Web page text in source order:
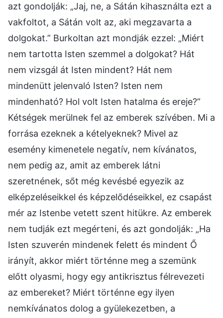
azt gondolják: „Jaj, ne, a Sátán kihasználta ezt a
vakfoltot, a Sátán volt az, aki megzavarta a
dolgokat.” Burkoltan azt mondják ezzel: „Miért
nem tartotta Isten szemmel a dolgokat? Hát
nem vizsgál át Isten mindent? Hát nem
mindenütt jelenvaló Isten? Isten nem
mindenható? Hol volt Isten hatalma és ereje?”
Kétségek merülnek fel az emberek szívében. Mi a
forrása ezeknek a kételyeknek? Mivel az
esemény kimenetele negatív, nem kívánatos,
nem pedig az, amit az emberek látni
szeretnének, sőt még kevésbé egyezik az
elképzeléseikkel és képzelődéseikkel, ez csapást
mér az Istenbe vetett szent hitükre. Az emberek
nem tudják ezt megérteni, és azt gondolják: „Ha
Isten szuverén mindenek felett és mindent Ő
irányít, akkor miért történne meg a szemünk
előtt olyasmi, hogy egy antikrisztus félrevezeti
az embereket? Miért történne egy ilyen
nemkívánatos dolog a gyülekezetben, a